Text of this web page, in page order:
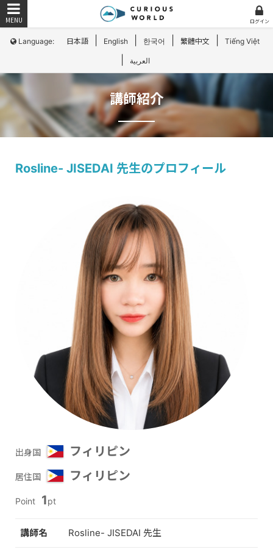
Language: 日本語 English 한국어 繁體中文 Tiếng Việt
العربية
ログイン
講師紹介
Rosline- JISEDAI 先生のプロフィール
出身国 フィリピン
居住国 フィリピン
Point 1pt
講師名 Rosline- JISEDAI 先生